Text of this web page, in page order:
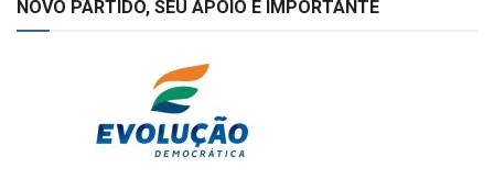
NOVO PARTIDO, SEU APOIO É IMPORTANTE